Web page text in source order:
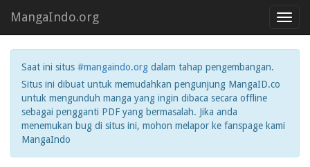
MangaIndo.org
Saat ini situs #mangaindo.org dalam tahap pengembangan.
Situs ini dibuat untuk memudahkan pengunjung MangaID.co
untuk mengunduh manga yang ingin dibaca secara offline
sebagai pengganti PDF yang bermasalah. Jika anda
menemukan bug di situs ini, mohon melapor ke fanspage kami
MangaIndo